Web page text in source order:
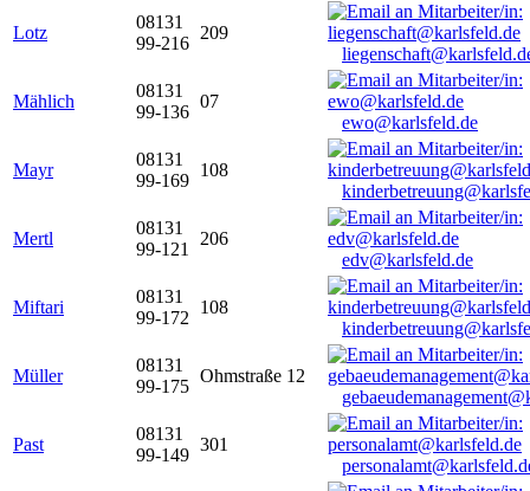
Lotz
08131
99-216
209
Mählich
08131
99-136
07
ewo@karlsfeld.de
Mayr
08131
99-169
108
Mertl
08131
99-121
206
edv@karlsfeld.de
Miftari
08131
99-172
108
Müller
08131
99-175
Ohmstraße 12
Past
08131
99-149
301